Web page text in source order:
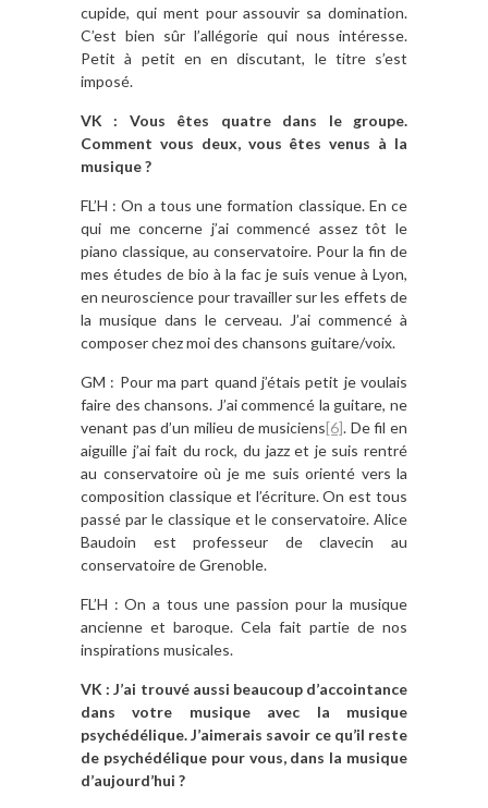
cupide, qui ment pour assouvir sa domination.
C’est bien sûr l’allégorie qui nous intéresse.
Petit à petit en en discutant, le titre s’est
imposé.
VK : Vous êtes quatre dans le groupe.
Comment vous deux, vous êtes venus à la
musique ?
FL’H : On a tous une formation classique. En ce
qui me concerne j’ai commencé assez tôt le
piano classique, au conservatoire. Pour la fin de
mes études de bio à la fac je suis venue à Lyon,
en neuroscience pour travailler sur les effets de
la musique dans le cerveau. J’ai commencé à
composer chez moi des chansons guitare/voix.
GM : Pour ma part quand j’étais petit je voulais
faire des chansons. J’ai commencé la guitare, ne
venant pas d’un milieu de musiciens[6]. De fil en
aiguille j’ai fait du rock, du jazz et je suis rentré
au conservatoire où je me suis orienté vers la
composition classique et l’écriture. On est tous
passé par le classique et le conservatoire. Alice
Baudoin est professeur de clavecin au
conservatoire de Grenoble.
FL’H : On a tous une passion pour la musique
ancienne et baroque. Cela fait partie de nos
inspirations musicales.
VK : J’ai trouvé aussi beaucoup d’accointance
dans votre musique avec la musique
psychédélique. J’aimerais savoir ce qu’il reste
de psychédélique pour vous, dans la musique
d’aujourd’hui ?